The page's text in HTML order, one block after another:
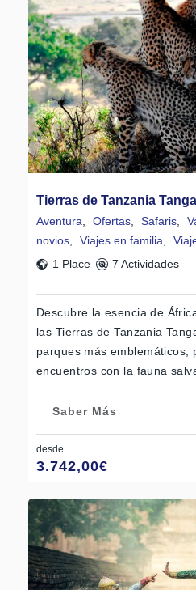
Tierras de Tanzania
Aventura Ofertas Safaris
novios
Viajes en familia
1 Place
7 Actividades
Descubre la esencia de
las Tierras de Tanzania
parques más emblemáticos,
encuentros con la fauna
Saber Más
desde
3.742,00€